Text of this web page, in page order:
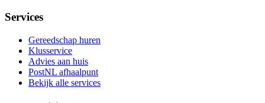
Services
Gereedschap huren
Klusservice
Advies aan huis
PostNL afhaalpunt
Bekijk alle services